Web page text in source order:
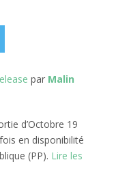
par Malin
d’Octobre 19
en disponibilité
(PP). Lire les